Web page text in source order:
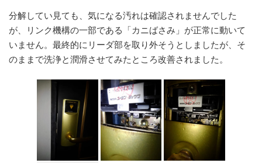
分解してい見ても、気になる汚れは確認されませんでした
が、リンク機構の一部である「カニばさみ」が正常に動いて
いません。最終的にリーダ部を取り外そうとしましたが、そ
のままで洗浄と潤滑させてみたところ改善されました。